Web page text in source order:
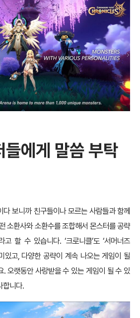
들에게 말씀 부탁
다 보니까 친구들이나 모르는 사람들과 함께
소환사와 소환수를 조합해서 몬스터를 공략
고 할 수 있습니다. ‘크로니클’도 ‘서머너즈
있고, 다양한 공략이 계속 나오는 게임이 될
. 오랫동안 사랑받을 수 있는 게임이 될 수 있
합니다.